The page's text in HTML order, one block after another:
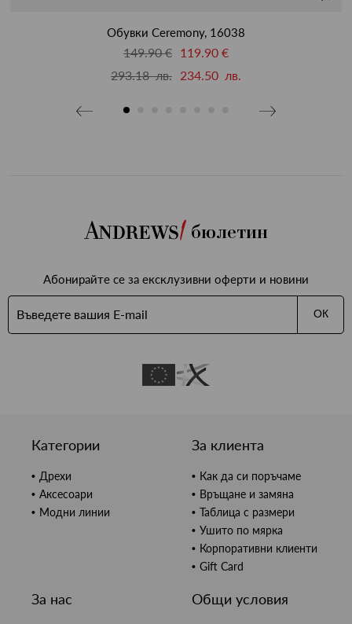
Обувки Ceremony, 16038
149.90 € 119.90 €
293.18 лв. 234.50 лв.
бюлетин
Абонирайте се за ексклузивни оферти и новини
ОК
Категории
Дрехи
Аксесоари
Модни линии
За клиента
Как да си поръчаме
Връщане и замяна
Таблица с размери
Ушито по мярка
Корпоративни клиенти
Gift Card
За нас Общи условия